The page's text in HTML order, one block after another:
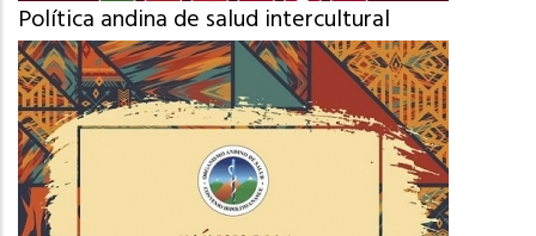
Política andina de salud intercultural